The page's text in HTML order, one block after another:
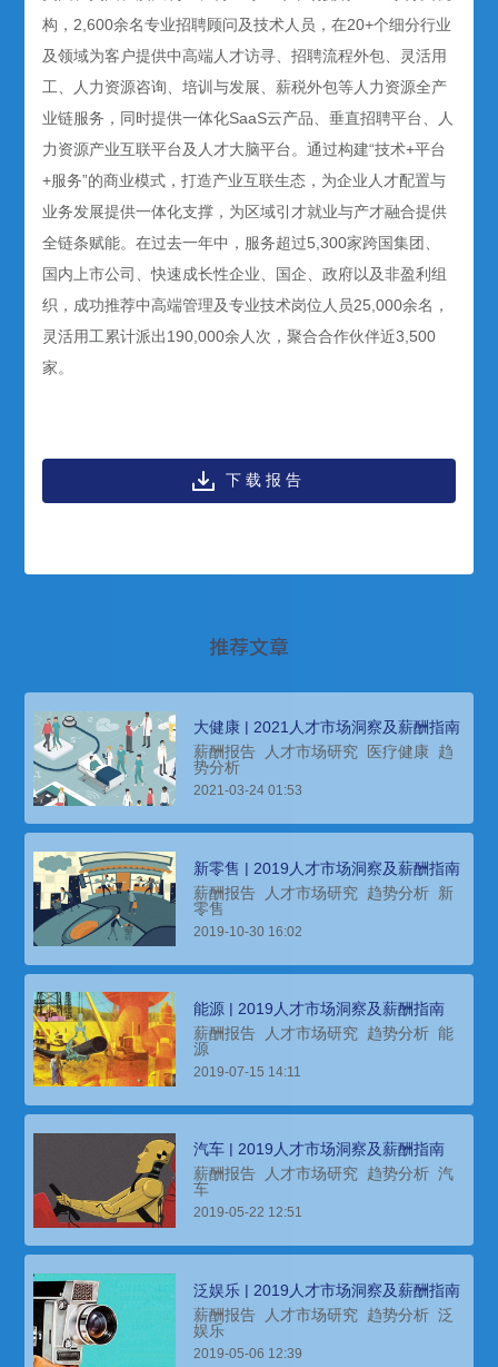
构，2,600余名专业招聘顾问及技术人员，在20+个细分行业
及领域为客户提供中高端人才访寻、招聘流程外包、灵活用
工、人力资源咨询、培训与发展、薪税外包等人力资源全产
业链服务，同时提供一体化SaaS云产品、垂直招聘平台、人
力资源产业互联平台及人才大脑平台。通过构建“技术+平台
+服务”的商业模式，打造产业互联生态，为企业人才配置与
业务发展提供一体化支撑，为区域引才就业与产才融合提供
全链条赋能。在过去一年中，服务超过5,300家跨国集团、
国内上市公司、快速成长性企业、国企、政府以及非盈利组
织，成功推荐中高端管理及专业技术岗位人员25,000余名，
灵活用工累计派出190,000余人次，聚合合作伙伴近3,500
家。
下载报告
推荐文章
大健康 | 2021人才市场洞察及薪酬指南
薪酬报告
人才市场研究 医疗健康 趋
势分析
2021-03-24 01:53
新零售 | 2019人才市场洞察及薪酬指南
薪酬报告
人才市场研究 趋势分析 新
零售
2019-10-30 16:02
能源 | 2019人才市场洞察及薪酬指南
薪酬报告
人才市场研究 趋势分析 能
源
2019-07-15 14:11
汽车 | 2019人才市场洞察及薪酬指南
薪酬报告
人才市场研究 趋势分析 汽
车
2019-05-22 12:51
泛娱乐 | 2019人才市场洞察及薪酬指南
薪酬报告
人才市场研究 趋势分析 泛
娱乐
2019-05-06 12:39